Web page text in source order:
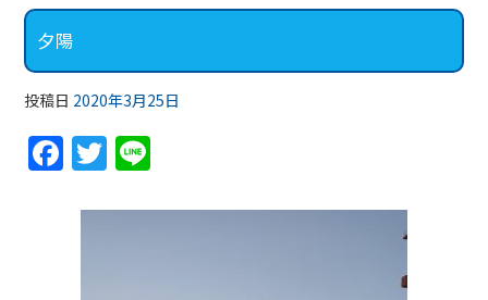
夕陽
投稿日 2020年3月25日
F
a
c
T
w
itte